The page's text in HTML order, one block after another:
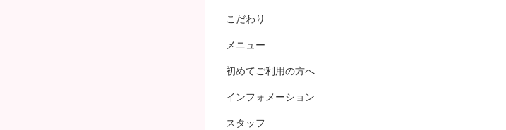
こだわり
メニュー
初めてご利用の方へ
インフォメーション
スタッフ